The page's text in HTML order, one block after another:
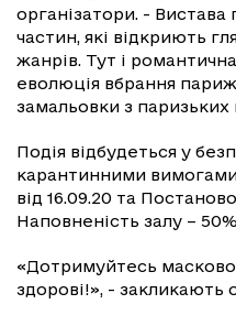
організатори. - Вистава
частин, які відкриють
жанрів. Тут і романтична
еволюція вбрання
замальовки з паризьких
Подія відбудеться у
карантинними
від 16.09.20 та
Наповненість залу –
«Дотримуйтесь
здорові!», - закликають